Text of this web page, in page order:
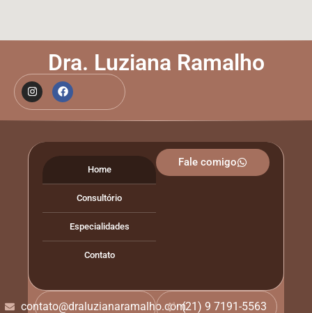
Dra. Luziana Ramalho
Home
Consultório
Especialidades
Contato
Fale comigo
contato@draluzianaramalho.com(21) 9 7191-5563